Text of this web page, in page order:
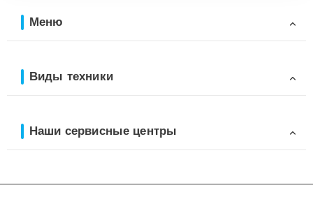
Меню
Виды техники
Наши сервисные центры